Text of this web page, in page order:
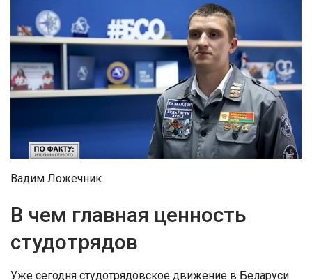
Вадим Ложечник
В чем главная ценность
студотрядов
Уже сегодня студотрядовское движение в Беларуси